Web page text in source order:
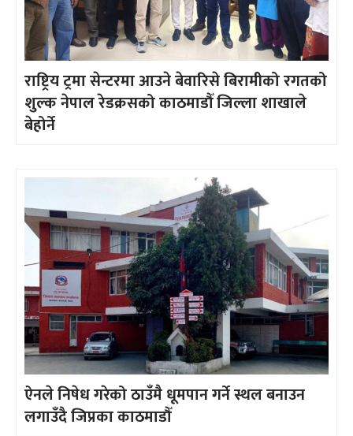
राष्ट्रिय ट्रमा सेन्टरमा आउने बेवारिसे बिरामीको रगतको
शुल्क नेपाल रेडक्रसको काठमाडौँ जिल्ला शाखाले
बेहोर्ने
ऐनले निषेध गरेको ठाउँमै धूमपान गर्ने स्थल बनाउन
लगाउँदै जिप्रका काठमाडौँ